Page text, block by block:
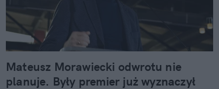
Mateusz Morawiecki odwrotu nie
planuje. Były premier już wyznaczył